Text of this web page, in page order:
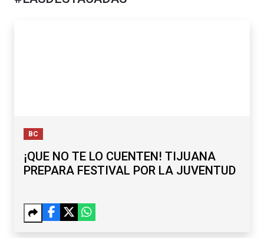
BC
¡QUE NO TE LO CUENTEN! TIJUANA
PREPARA FESTIVAL POR LA JUVENTUD